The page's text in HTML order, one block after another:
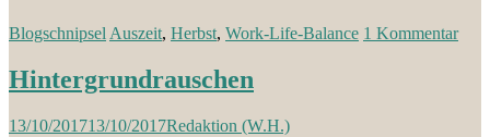
Blogschnipsel Auszeit, Herbst, Work-Life-Balance 1 Kommentar
Hintergrundrauschen
13/10/201713/10/2017Redaktion (W.H.)